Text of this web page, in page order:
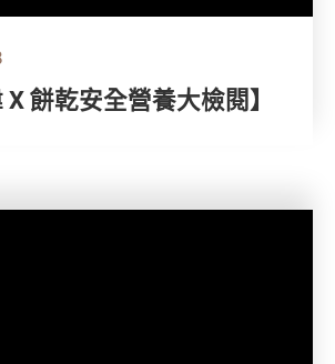
X 餅乾安全營養大檢閱】